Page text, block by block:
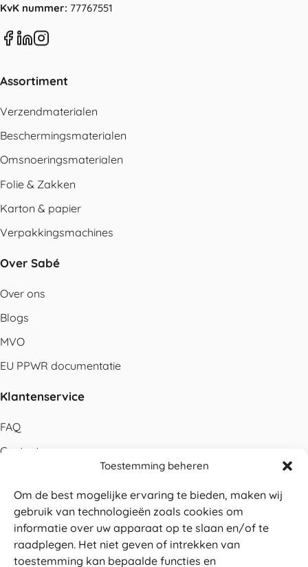
Toestemming beheren
Om de best mogelijke ervaring te bieden, maken wij
gebruik van technologieën zoals cookies om
informatie over uw apparaat op te slaan en/of te
raadplegen. Het niet geven of intrekken van
toestemming kan bepaalde functies en
KvK nummer: 77767551
Assortiment
Verzendmaterialen
Beschermingsmaterialen
Omsnoeringsmaterialen
Folie & Zakken
Karton & papier
Verpakkingsmachines
Over Sabé
Over ons
Blogs
MVO
EU PPWR documentatie
Klantenservice
FAQ
Contact
Betalen
Levering
Retouren